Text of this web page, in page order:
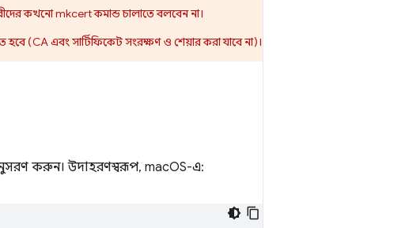
কখনো mkcert কমান্ড চালাতে বলবেন না।
(CA এবং সার্টিফিকেট সংরক্ষণ ও শেয়ার করা যাবে না)।
করুন। উদাহরণস্বরূপ, macOS-এ: